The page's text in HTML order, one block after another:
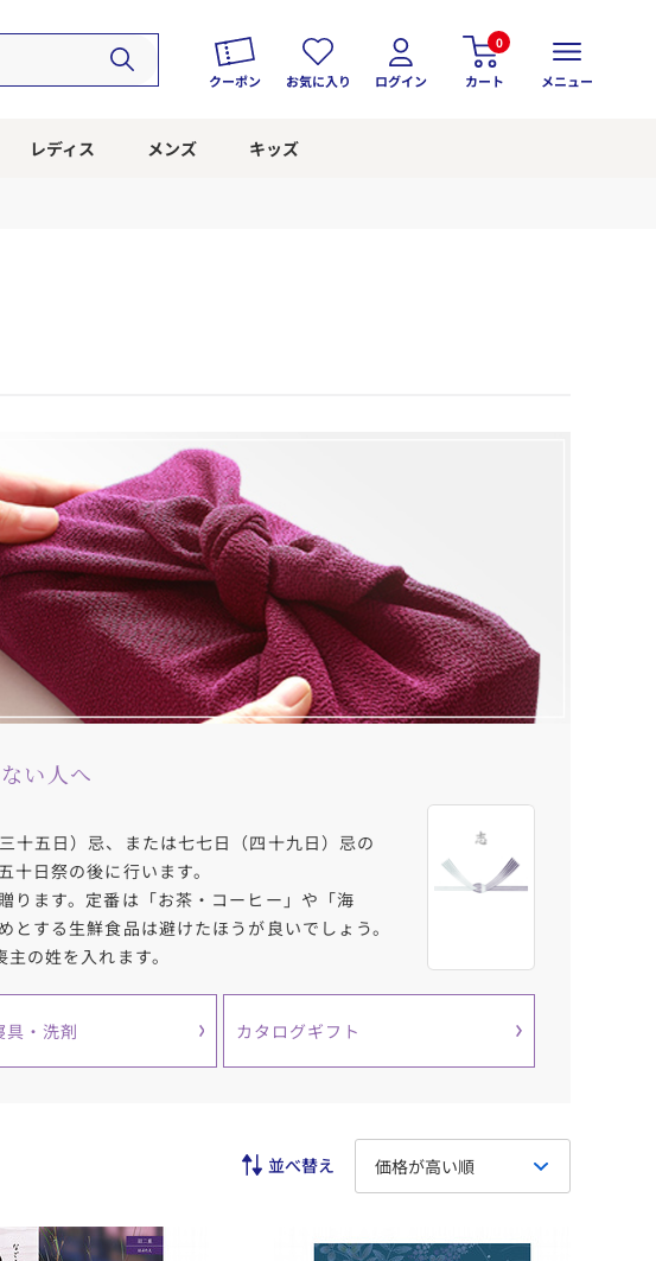
クーポン お気に入り ログイン
0
カート メニュー
レディス メンズ キッズ
い人へ
十五日）忌、または七七日（四十九日）忌の
日祭の後に行います。
ります。定番は「お茶・コーヒー」や「海
する生鮮食品は避けたほうが良いでしょう。
の姓を入れます。
具・洗剤 カタログギフト
価格が高い順